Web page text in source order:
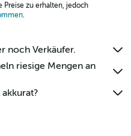
Preise zu erhalten, jedoch
.
noch Verkäufer.
riesige Mengen an